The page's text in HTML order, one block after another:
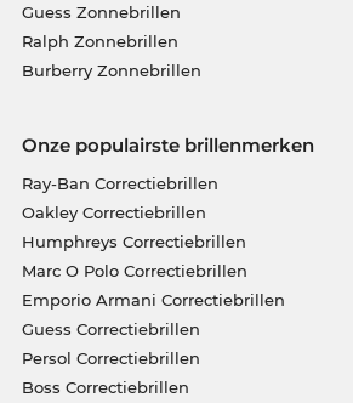
Guess Zonnebrillen
Ralph Zonnebrillen
Burberry Zonnebrillen
Onze populairste brillenmerken
Ray-Ban Correctiebrillen
Oakley Correctiebrillen
Humphreys Correctiebrillen
Marc O Polo Correctiebrillen
Emporio Armani Correctiebrillen
Guess Correctiebrillen
Persol Correctiebrillen
Boss Correctiebrillen